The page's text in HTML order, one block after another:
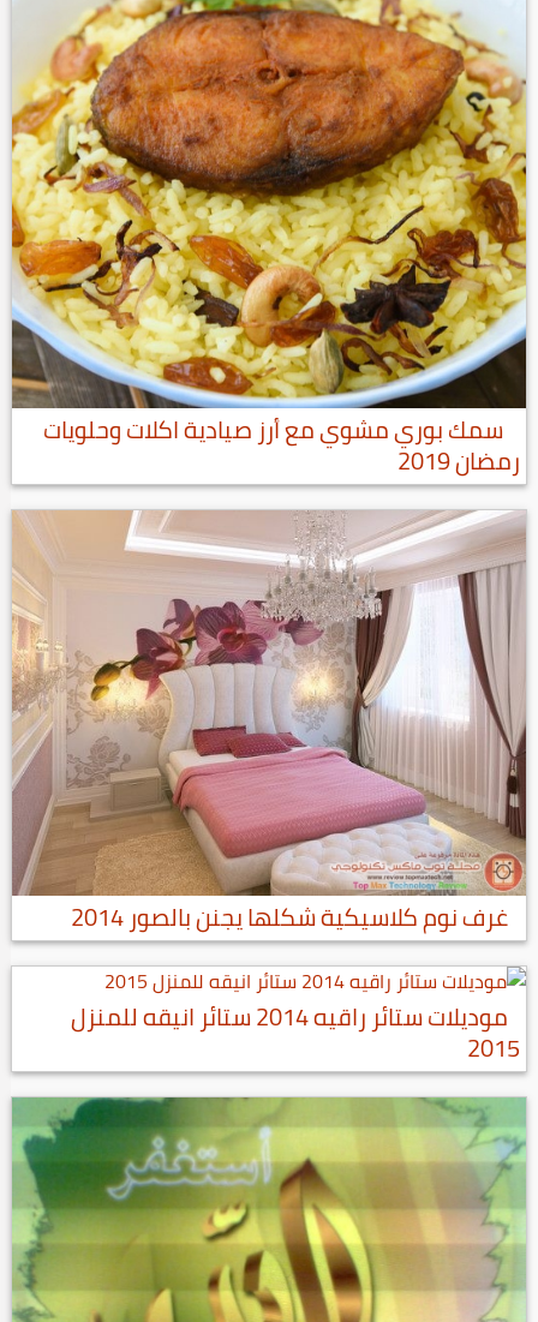
سمك بوري مشوي مع أرز صيادية اكلات وحلويات
رمضان 2019
غرف نوم كلاسيكية شكلها يجنن بالصور 2014
موديلات ستائر راقيه 2014 ستائر انيقه للمنزل
2015